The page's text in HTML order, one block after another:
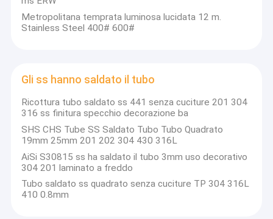
Metropolitana temprata luminosa lucidata 12 m.
Stainless Steel 400# 600#
Gli ss hanno saldato il tubo
Ricottura tubo saldato ss 441 senza cuciture 201 304
316 ss finitura specchio decorazione ba
SHS CHS Tube SS Saldato Tubo Tubo Quadrato
19mm 25mm 201 202 304 430 316L
AiSi S30815 ss ha saldato il tubo 3mm uso decorativo
304 201 laminato a freddo
Tubo saldato ss quadrato senza cuciture TP 304 316L
410 0.8mm